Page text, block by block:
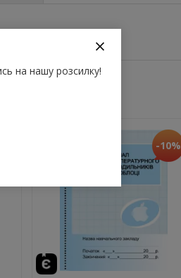
-10%
на нашу розсилку!